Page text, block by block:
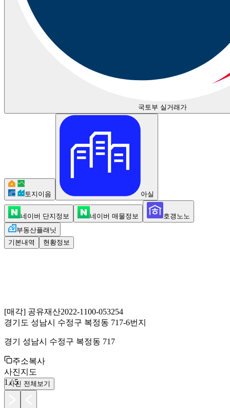
국토부 실거래가
토지이음 아실
네이버 단지정보 네이버 매물정보
호갱노노
부동산플래닛
기본내역
현황정보
[매각] 공유재산2022-1100-053254
경기도 성남시 수정구 복정동 717-6번지
경기 성남시 수정구 복정동 717
주소복사
사진지도
1 /5
사진 전체보기